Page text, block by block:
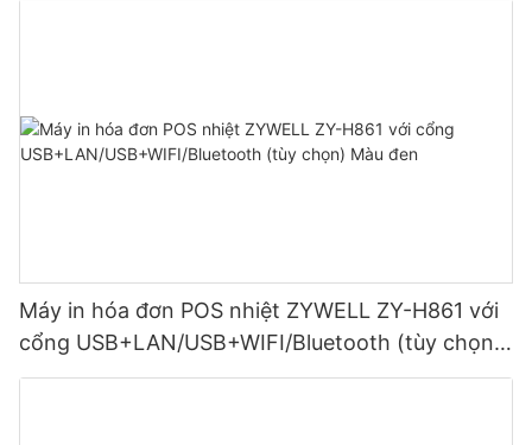
Máy in hóa đơn POS nhiệt ZYWELL ZY-H861 với
cổng USB+LAN/USB+WIFI/Bluetooth (tùy chọn)
Màu đen